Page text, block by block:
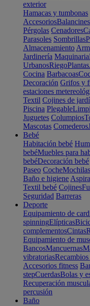
exterior
Hamacas y tumbonas
AccesoriosBalancines
Pérgolas Cenadores
Parasoles Sombrillas
Almacenamiento
Jardinería Maquinaria
UrbanosRiegoPlantas
Cocina Barbacoas
Decoración Grifos y
estaciones
Textil Cojines de
Piscina Plegable
Juguetes Columpios
Mascotas Comederos
Bebé
Habitación bebé
bebéMuebles para
bebéDecoración bebé
Paseo CocheMochilas
Baño e higiene
Textil bebé Cojines
Seguridad Barreras
Deporte
Equipamiento de
spinningElípticas
complementosCintas
Equipamiento de
BancosMancuernas
vibratorias
Accesorios fitness
stepCuerdasBolas y
Recuperación
percusión
Baño